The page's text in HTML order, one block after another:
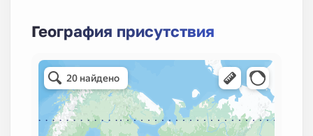
География присутствия